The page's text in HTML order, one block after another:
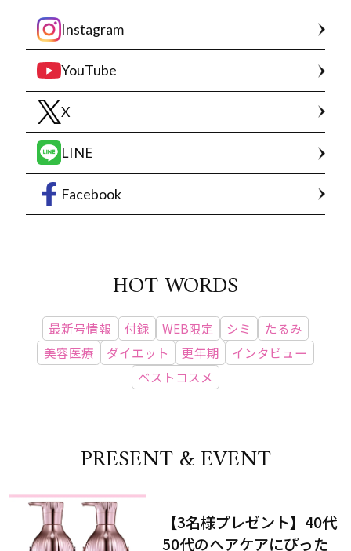
Instagram
YouTube
X
LINE
Facebook
HOT WORDS
最新号情報 付録 WEB限定 シミ
たるみ
美容医療
ダイエット 更年期
インタビュー
ベストコスメ
PRESENT & EVENT
【3名様プレゼント】40代
50代のヘアケアにぴった